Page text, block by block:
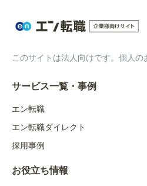
このサイトは法人向けです。個人の
サービス一覧・事例
エン転職
エン転職ダイレクト
採用事例
お役立ち情報